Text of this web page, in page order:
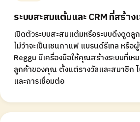
ระบบสะสมแต้มและ CRM ที่สร้าง
เปิดตัวระบบสะสมแต้มหรือระบบดึงดูดลู
ไม่ว่าจะเป็นเชนกาแฟ แบรนด์รีเทล หรื
Reggu มีเครื่องมือให้คุณสร้างระบบที่เ
ลูกค้าของคุณ ตั้งแต่รางวัลและสมาชิก ไ
และการเชื่อมต่อ